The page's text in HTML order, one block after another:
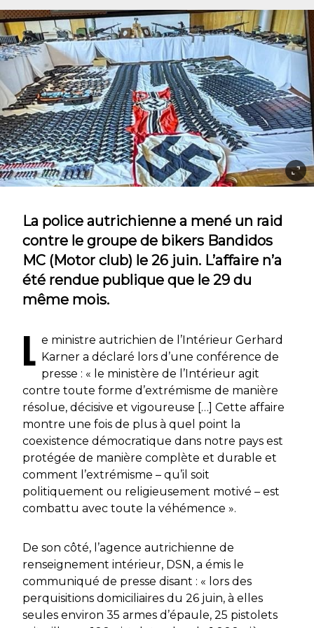
La police autrichienne a mené un raid
contre le groupe de bikers Bandidos
MC (Motor club) le 26 juin. L’affaire n’a
été rendue publique que le 29 du
même mois.
L e ministre autrichien de l’Intérieur Gerhard
Karner a déclaré lors d’une conférence de
presse : « le ministère de l’Intérieur agit
contre toute forme d’extrémisme de manière
résolue, décisive et vigoureuse […] Cette affaire
montre une fois de plus à quel point la
coexistence démocratique dans notre pays est
protégée de manière complète et durable et
comment l’extrémisme – qu’il soit
politiquement ou religieusement motivé – est
combattu avec toute la véhémence ».
De son côté, l’agence autrichienne de
renseignement intérieur, DSN, a émis le
communiqué de presse disant : « lors des
perquisitions domiciliaires du 26 juin, à elles
seules environ 35 armes d’épaule, 25 pistolets